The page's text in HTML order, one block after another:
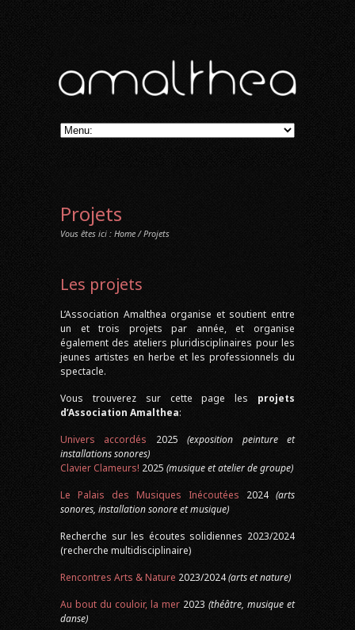
Projets
Vous êtes ici : Home/ Projets
Les projets
L’Association Amalthea organise et soutient entre
un et trois projets par année, et organise
également des ateliers pluridisciplinaires pour les
jeunes artistes en herbe et les professionnels du
spectacle.
Vous trouverez sur cette page les projets
d’Association Amalthea:
Univers accordés 2025(exposition peinture et
installations sonores)
Clavier Clameurs! 2025 (musique et atelier de groupe)
Le Palais des Musiques Inécoutées 2024 (arts
sonores, installation sonore et musique)
Recherche sur les écoutes solidiennes 2023/2024
(recherche multidisciplinaire)
Rencontres Arts & Nature 2023/2024(arts et nature)
Au bout du couloir, la mer 2023 (théâtre, musique et
danse)